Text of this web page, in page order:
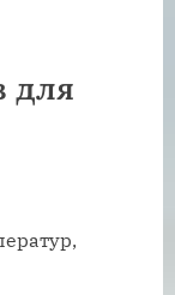
для